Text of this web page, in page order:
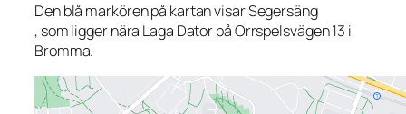
Den blå markören på kartan visar Segersäng
, som ligger nära Laga Dator på Orrspelsvägen 13 i
Bromma.